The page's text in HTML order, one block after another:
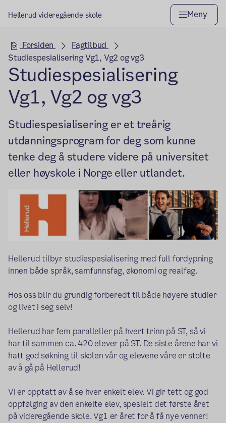
Hellerud videregående skole Meny
Hovedseksjon
Forsiden
Fagtilbud
Studiespesialisering Vg1, Vg2 og vg3
Studiespesialisering
Vg1, Vg2 og vg3
Studiespesialisering er et treårig
utdanningsprogram for deg som kunne
tenke deg å studere videre på universitet
eller høyskole i Norge eller utlandet.
Hellerud tilbyr studiespesialisering med full fordypning
innen både språk, samfunnsfag, økonomi og realfag.
Hos oss blir du grundig forberedt til både høyere studier
og livet i seg selv!
Hellerud har fem paralleller på hvert trinn på ST, så vi
har til sammen ca. 420 elever på ST. De siste årene har vi
hatt god søkning til skolen vår og elevene våre er stolte
av å gå på Hellerud!
Vi er opptatt av å se hver enkelt elev. Vi gir tett og god
oppfølging av den enkelte elev, spesielt det første året
på videregående skole. Vg1 er året for å få nye venner!